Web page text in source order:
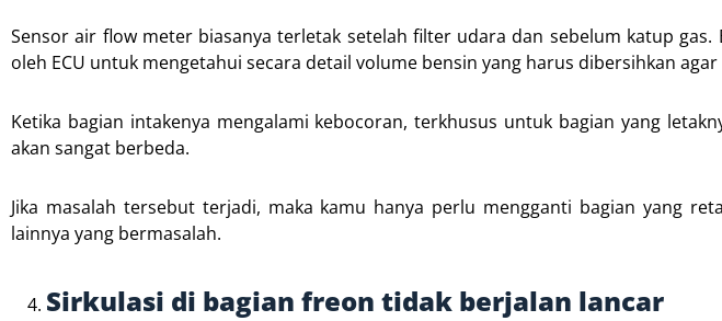
Sensor air flow meter biasanya terletak setelah filter udara dan sebelum katup gas.
oleh ECU untuk mengetahui secara detail volume bensin yang harus dibersihkan
Ketika bagian intakenya mengalami kebocoran, terkhusus untuk bagian yang
akan sangat berbeda.
Jika masalah tersebut terjadi, maka kamu hanya perlu mengganti bagian yang
lainnya yang bermasalah.
Sirkulasi di bagian freon tidak berjalan lancar